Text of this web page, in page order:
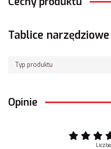
Tablice narzędziowe
Typ produktu
Opinie